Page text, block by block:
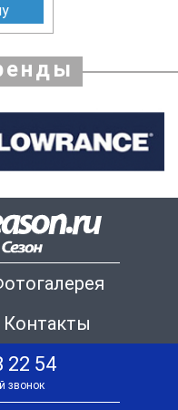
Контакты
22 54
звонок